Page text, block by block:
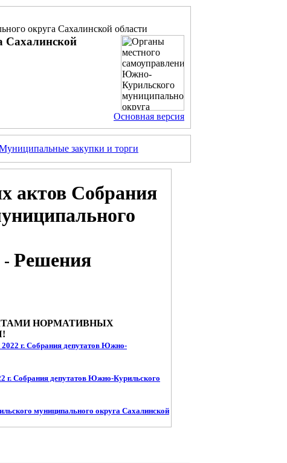
округа Сахалинской области
Сахалинской
Основная версия
закупки и торги
актов Собрания
- Решения
НОРМАТИВНЫХ
г. Собрания депутатов Южно-
Собрания депутатов Южно-Курильского
муниципального округа Сахалинской